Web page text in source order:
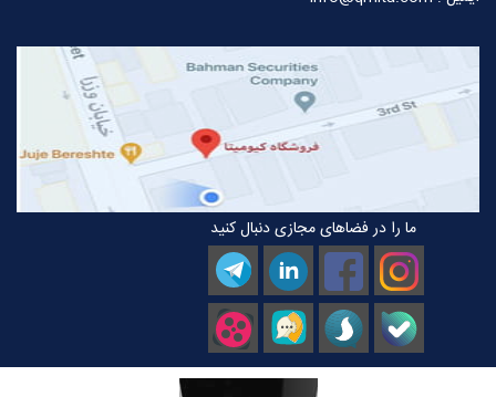
ما را در فضاهای مجازی دنبال کنید